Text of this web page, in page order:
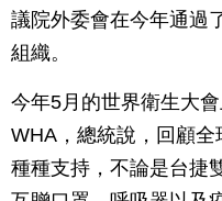
議院外委會在今年通過
組織。
今年5月的世界衛生大
WHA，總統說，回顧
種種支持，不論是台捷